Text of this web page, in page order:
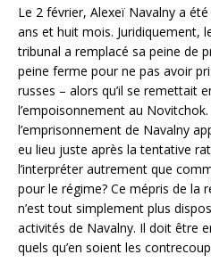
Le 2 février, Alexeï Navalny a
ans et huit mois. Juridiquement,
tribunal a remplacé sa peine de
peine ferme pour ne pas avoir
russes – alors qu’il se remettait
l’empoisonnement au
l’emprisonnement de Navalny
eu lieu juste après la tentative
l’interpréter autrement que
pour le régime? Ce mépris de la
n’est tout simplement plus
activités de Navalny. Il doit être
quels qu’en soient les